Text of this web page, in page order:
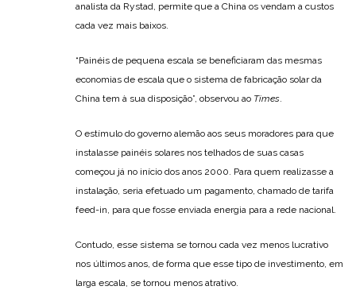
analista da Rystad, permite que a China os vendam a custos
cada vez mais baixos.
“Painéis de pequena escala se beneficiaram das mesmas
economias de escala que o sistema de fabricação solar da
China tem à sua disposição”, observou ao Times.
O estímulo do governo alemão aos seus moradores para que
instalasse painéis solares nos telhados de suas casas
começou já no início dos anos 2000. Para quem realizasse a
instalação, seria efetuado um pagamento, chamado de tarifa
feed-in, para que fosse enviada energia para a rede nacional.
Contudo, esse sistema se tornou cada vez menos lucrativo
nos últimos anos, de forma que esse tipo de investimento, em
larga escala, se tornou menos atrativo.